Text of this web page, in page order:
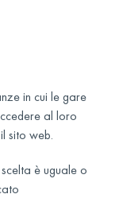
in cui le gare
al loro
sito web.
è uguale o